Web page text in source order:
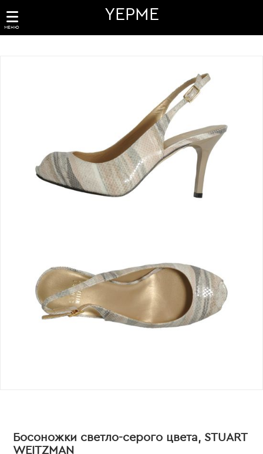
МЕНЮ
YEPME
Босоножки светло-серого цвета, STUART
WEITZMAN